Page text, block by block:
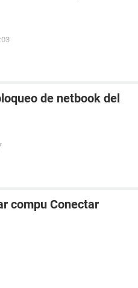
de netbook del
compu Conectar